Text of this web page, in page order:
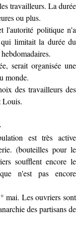
travailleurs. La durée
ou plus.
l'autorité politique n'a
limitait la durée du
serait organisée une
monde.
des travailleurs des
Louis.
est très active
(bouteilles pour le
soufflent encore le
n'est pas encore
mai. Les ouvriers sont
des partisans de